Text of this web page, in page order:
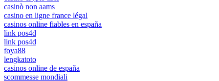
casinò non aams
casino en ligne france légal
casinos online fiables en españa
link pos4d
link pos4d
foya88
lengkatoto
casinos online de españa
scommesse mondiali